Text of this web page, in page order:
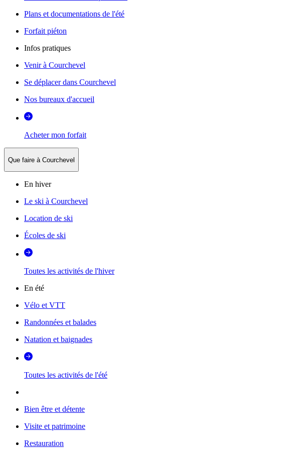
Plans et documentations de l'été
Forfait piéton
Infos pratiques
Venir à Courchevel
Se déplacer dans Courchevel
Nos bureaux d'accueil
Acheter mon forfait
Que faire à Courchevel
En hiver
Le ski à Courchevel
Location de ski
Écoles de ski
Toutes les activités de l'hiver
En été
Vélo et VTT
Randonnées et balades
Natation et baignades
Toutes les activités de l'été
Bien être et détente
Visite et patrimoine
Restauration